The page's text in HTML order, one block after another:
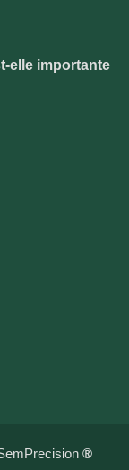
elle importante
®